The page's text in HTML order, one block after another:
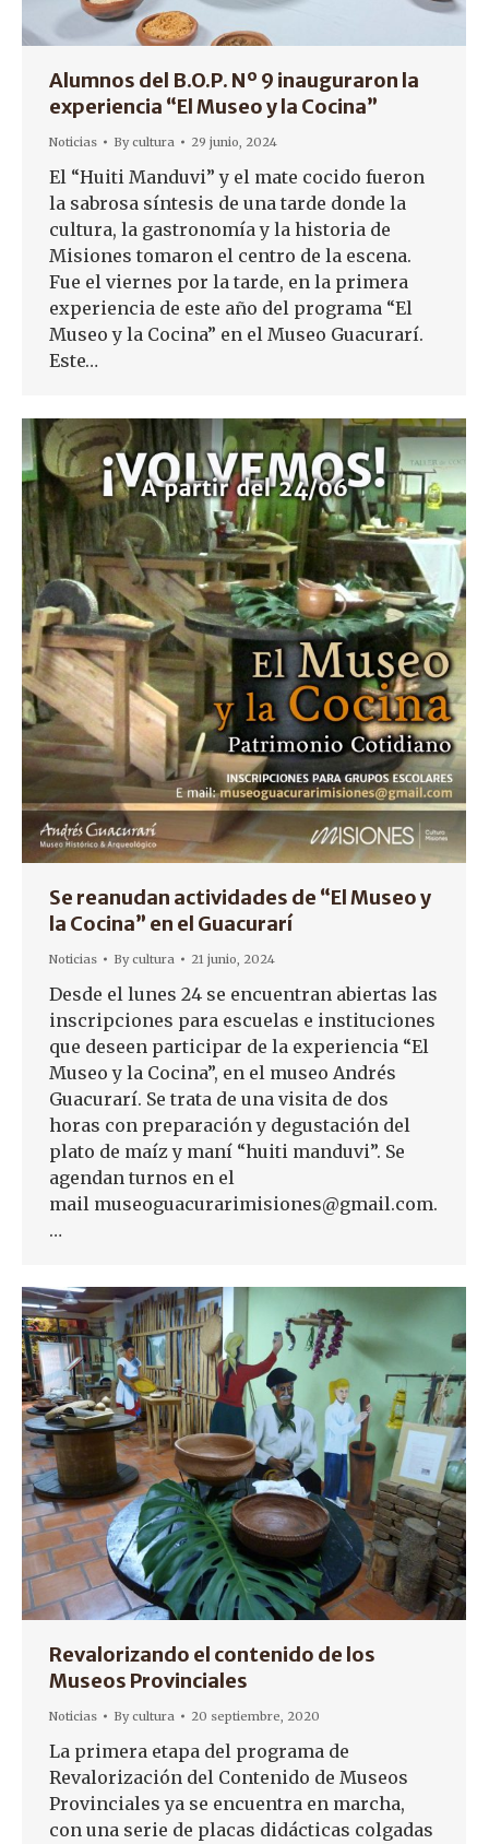
Alumnos del B.O.P. Nº 9 inauguraron la
experiencia “El Museo y la Cocina”
Noticias Bycultura 29 junio, 2024
El “Huiti Manduvi” y el mate cocido fueron
la sabrosa síntesis de una tarde donde la
cultura, la gastronomía y la historia de
Misiones tomaron el centro de la escena.
Fue el viernes por la tarde, en la primera
experiencia de este año del programa “El
Museo y la Cocina” en el Museo Guacurarí.
Este…
Se reanudan actividades de “El Museo y
la Cocina” en el Guacurarí
Noticias Bycultura 21 junio, 2024
Desde el lunes 24 se encuentran abiertas las
inscripciones para escuelas e instituciones
que deseen participar de la experiencia “El
Museo y la Cocina”, en el museo Andrés
Guacurarí. Se trata de una visita de dos
horas con preparación y degustación del
plato de maíz y maní “huiti manduvi”. Se
agendan turnos en el
mail museoguacurarimisiones@gmail.com.
…
Revalorizando el contenido de los
Museos Provinciales
Noticias Bycultura 20 septiembre, 2020
La primera etapa del programa de
Revalorización del Contenido de Museos
Provinciales ya se encuentra en marcha,
con una serie de placas didácticas colgadas